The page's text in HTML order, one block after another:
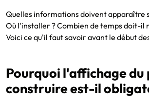
Quelles informations doivent apparaître
Où l'installer ? Combien de temps doit-il
Voici ce qu'il faut savoir avant le début
Pourquoi l'affichage du
construire est-il